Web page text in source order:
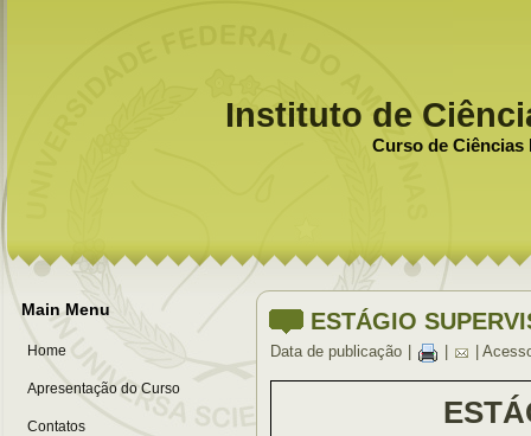
Instituto de
Curso de Ciências
Main Menu
Home
Apresentação do Curso
Contatos
ESTÁGIO
Data de publicação |